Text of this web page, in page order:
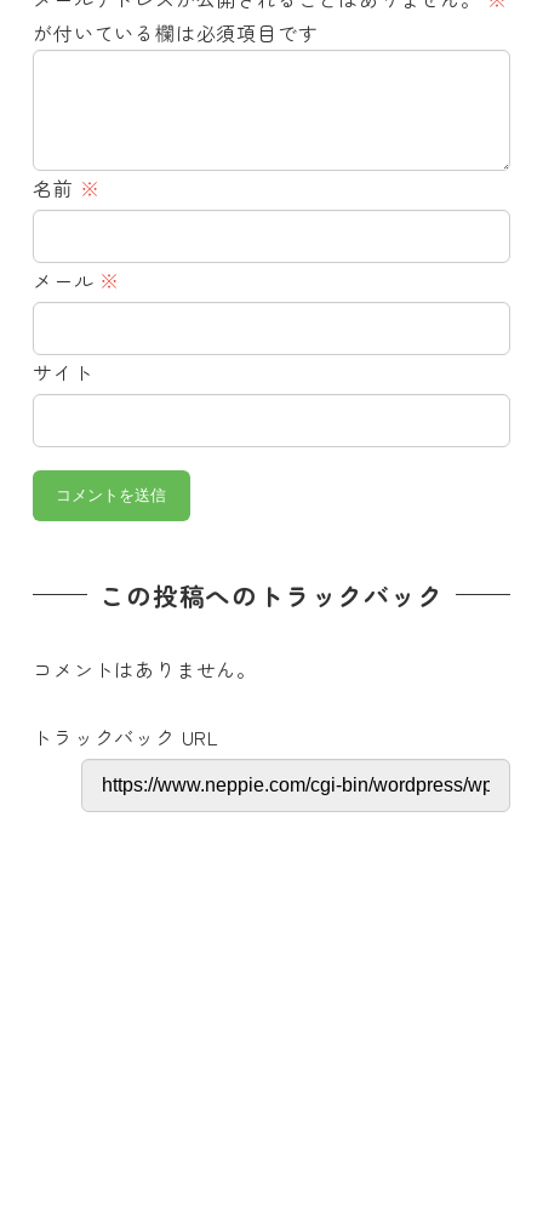
が付いている欄は必須項目です
名前 ※
メール ※
サイト
この投稿へのトラックバック
コメントはありません。
トラックバック URL